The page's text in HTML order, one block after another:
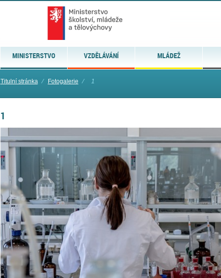
MINISTERSTVO VZDĚLÁVÁNÍ MLÁDEŽ
Titulní stránka ⁄ Fotogalerie ⁄ 1
1